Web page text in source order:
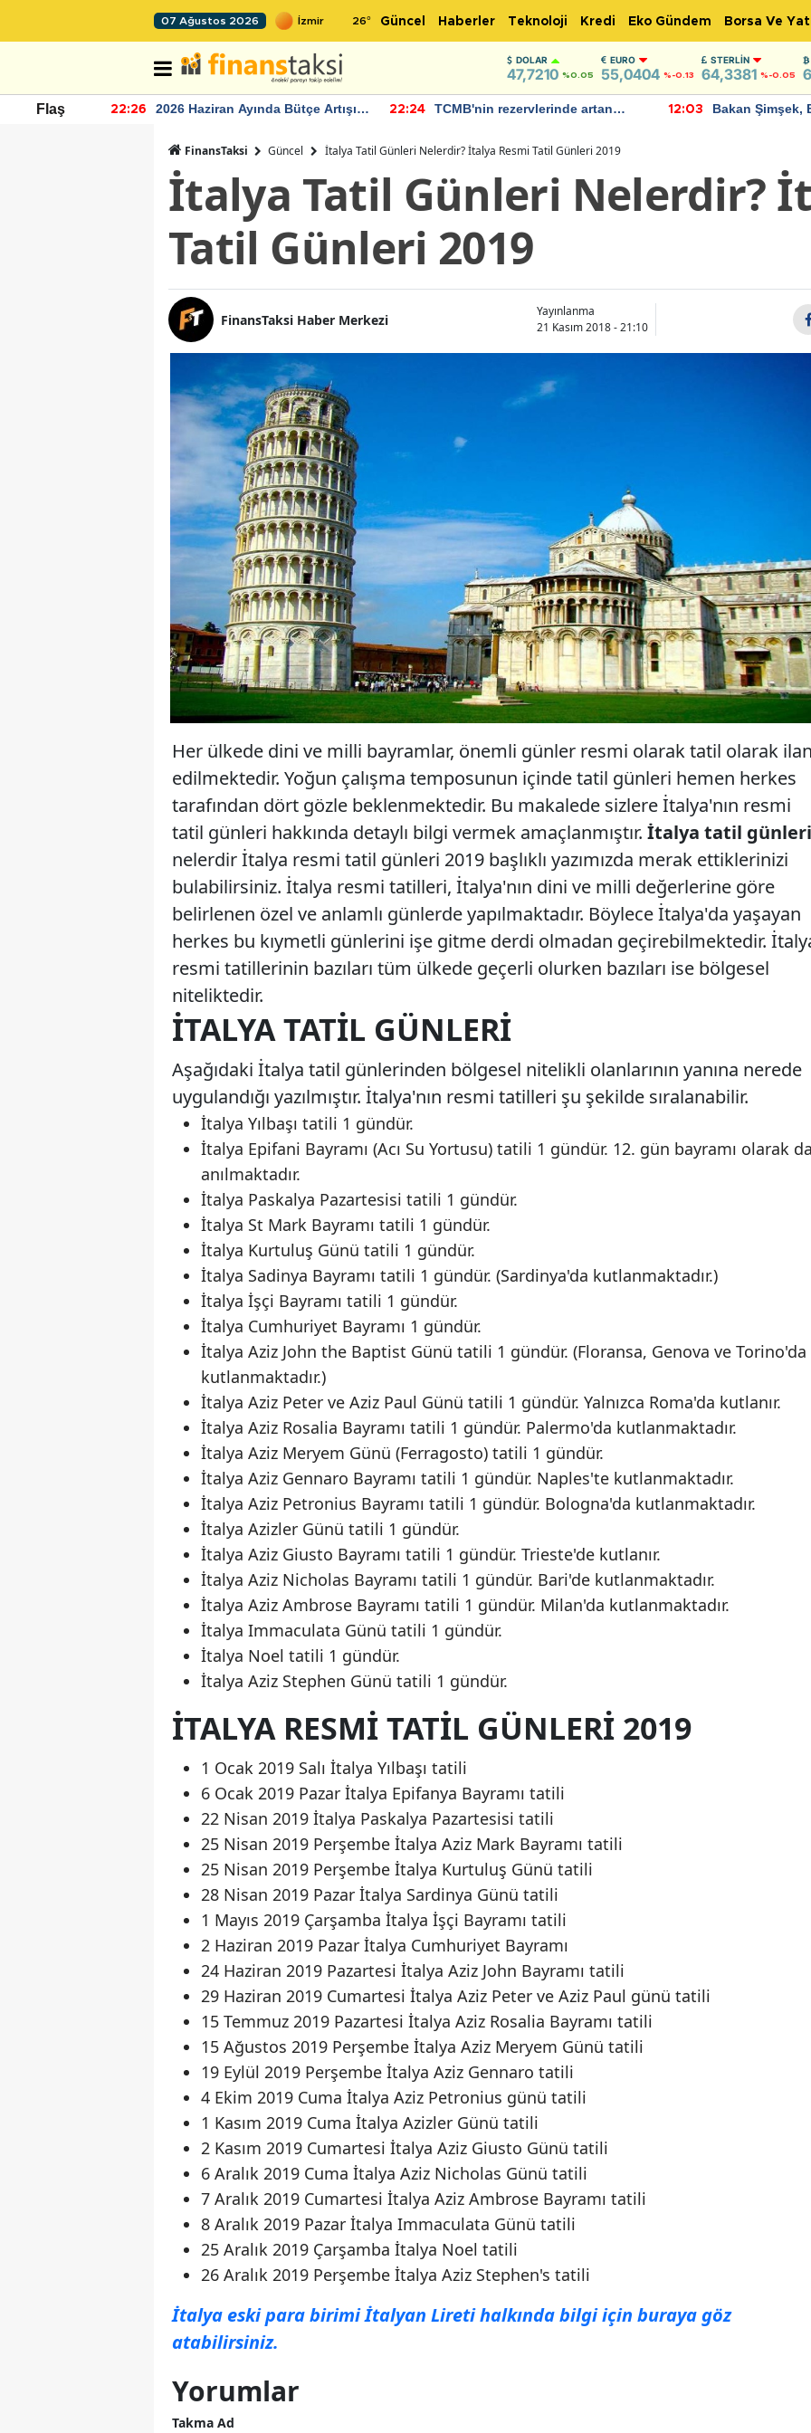
07 Ağustos 2026 26° Güncel Haberler Teknoloji Kredi Eko Gündem Borsa Ve
DOLAR
47,7210 %0.05
EURO
55,0404 %-0.13
STERLIN
64,3381 %-0.05
Flaş 22:26
2026 Haziran Ayında Bütçe Artışı
22:24
TCMB'nin rezervlerinde artan
12:03
Bakan Şimşek,
FinansTaksi Güncel İtalya Tatil Günleri Nelerdir? İtalya Resmi Tatil Günleri 2019
İtalya Tatil Günleri Nelerdir?
Tatil Günleri 2019
FinansTaksi Haber Merkezi
Yayınlanma
21 Kasım 2018 - 21:10
Her ülkede dini ve milli bayramlar, önemli günler resmi olarak tatil olarak ilan
edilmektedir. Yoğun çalışma temposunun içinde tatil günleri hemen herkes
tarafından dört gözle beklenmektedir. Bu makalede sizlere İtalya'nın resmi
tatil günleri hakkında detaylı bilgi vermek amaçlanmıştır. İtalya tatil günleri
nelerdir İtalya resmi tatil günleri 2019 başlıklı yazımızda merak ettiklerinizi
bulabilirsiniz. İtalya resmi tatilleri, İtalya'nın dini ve milli değerlerine göre
belirlenen özel ve anlamlı günlerde yapılmaktadır. Böylece İtalya'da yaşayan
herkes bu kıymetli günlerini işe gitme derdi olmadan geçirebilmektedir.
resmi tatillerinin bazıları tüm ülkede geçerli olurken bazıları ise bölgesel
niteliktedir.
İTALYA TATIL GÜNLERI
Aşağıdaki İtalya tatil günlerinden bölgesel nitelikli olanlarının yanına nerede
uygulandığı yazılmıştır. İtalya'nın resmi tatilleri şu şekilde sıralanabilir.
İtalya Yılbaşı tatili 1 gündür.
İtalya Epifani Bayramı (Acı Su Yortusu) tatili 1 gündür. 12. gün bayramı olarak da
anılmaktadır.
İtalya Paskalya Pazartesisi tatili 1 gündür.
İtalya St Mark Bayramı tatili 1 gündür.
İtalya Kurtuluş Günü tatili 1 gündür.
İtalya Sadinya Bayramı tatili 1 gündür. (Sardinya'da kutlanmaktadır.)
İtalya İşçi Bayramı tatili 1 gündür.
İtalya Cumhuriyet Bayramı 1 gündür.
İtalya Aziz John the Baptist Günü tatili 1 gündür. (Floransa, Genova ve Torino'da
kutlanmaktadır.)
İtalya Aziz Peter ve Aziz Paul Günü tatili 1 gündür. Yalnızca Roma'da kutlanır.
İtalya Aziz Rosalia Bayramı tatili 1 gündür. Palermo'da kutlanmaktadır.
İtalya Aziz Meryem Günü (Ferragosto) tatili 1 gündür.
İtalya Aziz Gennaro Bayramı tatili 1 gündür. Naples'te kutlanmaktadır.
İtalya Aziz Petronius Bayramı tatili 1 gündür. Bologna'da kutlanmaktadır.
İtalya Azizler Günü tatili 1 gündür.
İtalya Aziz Giusto Bayramı tatili 1 gündür. Trieste'de kutlanır.
İtalya Aziz Nicholas Bayramı tatili 1 gündür. Bari'de kutlanmaktadır.
İtalya Aziz Ambrose Bayramı tatili 1 gündür. Milan'da kutlanmaktadır.
İtalya Immaculata Günü tatili 1 gündür.
İtalya Noel tatili 1 gündür.
İtalya Aziz Stephen Günü tatili 1 gündür.
İTALYA RESMI TATIL GÜNLERI 2019
1 Ocak 2019 Salı İtalya Yılbaşı tatili
6 Ocak 2019 Pazar İtalya Epifanya Bayramı tatili
22 Nisan 2019 İtalya Paskalya Pazartesisi tatili
25 Nisan 2019 Perşembe İtalya Aziz Mark Bayramı tatili
25 Nisan 2019 Perşembe İtalya Kurtuluş Günü tatili
28 Nisan 2019 Pazar İtalya Sardinya Günü tatili
1 Mayıs 2019 Çarşamba İtalya İşçi Bayramı tatili
2 Haziran 2019 Pazar İtalya Cumhuriyet Bayramı
24 Haziran 2019 Pazartesi İtalya Aziz John Bayramı tatili
29 Haziran 2019 Cumartesi İtalya Aziz Peter ve Aziz Paul günü tatili
15 Temmuz 2019 Pazartesi İtalya Aziz Rosalia Bayramı tatili
15 Ağustos 2019 Perşembe İtalya Aziz Meryem Günü tatili
19 Eylül 2019 Perşembe İtalya Aziz Gennaro tatili
4 Ekim 2019 Cuma İtalya Aziz Petronius günü tatili
1 Kasım 2019 Cuma İtalya Azizler Günü tatili
2 Kasım 2019 Cumartesi İtalya Aziz Giusto Günü tatili
6 Aralık 2019 Cuma İtalya Aziz Nicholas Günü tatili
7 Aralık 2019 Cumartesi İtalya Aziz Ambrose Bayramı tatili
8 Aralık 2019 Pazar İtalya Immaculata Günü tatili
25 Aralık 2019 Çarşamba İtalya Noel tatili
26 Aralık 2019 Perşembe İtalya Aziz Stephen's tatili
İtalya eski para birimi İtalyan Lireti halkında bilgi için buraya göz
atabilirsiniz.
Yorumlar
Takma Ad